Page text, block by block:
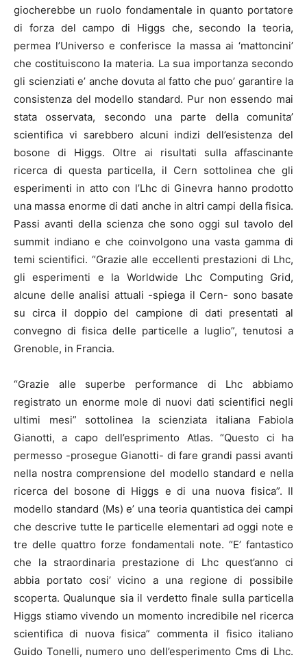
giocherebbe un ruolo fondamentale in quanto portatore
di forza del campo di Higgs che, secondo la teoria,
permea l’Universo e conferisce la massa ai ‘mattoncini’
che costituiscono la materia. La sua importanza secondo
gli scienziati e’ anche dovuta al fatto che puo’ garantire la
consistenza del modello standard. Pur non essendo mai
stata osservata, secondo una parte della comunita’
scientifica vi sarebbero alcuni indizi dell’esistenza del
bosone di Higgs. Oltre ai risultati sulla affascinante
ricerca di questa particella, il Cern sottolinea che gli
esperimenti in atto con l’Lhc di Ginevra hanno prodotto
una massa enorme di dati anche in altri campi della fisica.
Passi avanti della scienza che sono oggi sul tavolo del
summit indiano e che coinvolgono una vasta gamma di
temi scientifici. “Grazie alle eccellenti prestazioni di Lhc,
gli esperimenti e la Worldwide Lhc Computing Grid,
alcune delle analisi attuali -spiega il Cern- sono basate
su circa il doppio del campione di dati presentati al
convegno di fisica delle particelle a luglio”, tenutosi a
Grenoble, in Francia.
“Grazie alle superbe performance di Lhc abbiamo
registrato un enorme mole di nuovi dati scientifici negli
ultimi mesi” sottolinea la scienziata italiana Fabiola
Gianotti, a capo dell’esprimento Atlas. “Questo ci ha
permesso -prosegue Gianotti- di fare grandi passi avanti
nella nostra comprensione del modello standard e nella
ricerca del bosone di Higgs e di una nuova fisica”. Il
modello standard (Ms) e’ una teoria quantistica dei campi
che descrive tutte le particelle elementari ad oggi note e
tre delle quattro forze fondamentali note. “E’ fantastico
che la straordinaria prestazione di Lhc quest’anno ci
abbia portato cosi’ vicino a una regione di possibile
scoperta. Qualunque sia il verdetto finale sulla particella
Higgs stiamo vivendo un momento incredibile nel ricerca
scientifica di nuova fisica” commenta il fisico italiano
Guido Tonelli, numero uno dell’esperimento Cms di Lhc.